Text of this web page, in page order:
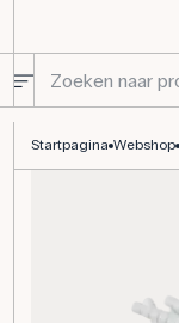
Startpagina Webshop